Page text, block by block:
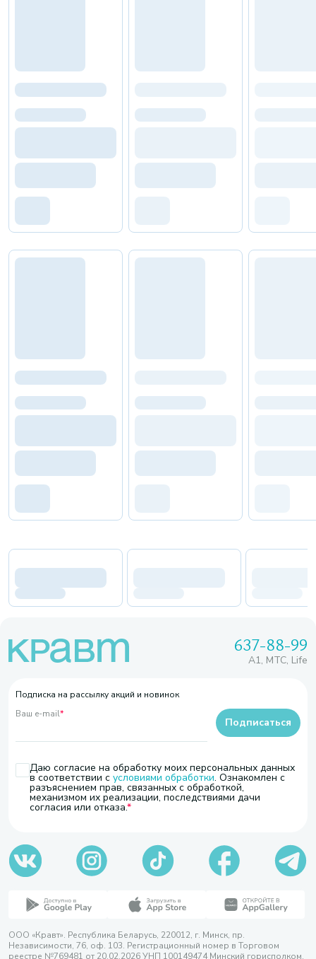
637-88-99
A1, МТС, Life
Подписка на рассылку акций и новинок
Ваш e-mail*
Даю согласие на обработку моих персональных данных
в соответствии с условиями обработки. Ознакомлен с
разъяснением прав, связанных с обработкой,
механизмом их реализации, последствиями дачи
согласия или отказа.
Подписаться
ООО «Кравт». Республика Беларусь, 220012, г. Минск, пр.
Независимости, 76, оф. 103. Регистрационный номер в Торговом
реестре №769481 от 20.02.2026 УНП 100149474 Минский горисполком,